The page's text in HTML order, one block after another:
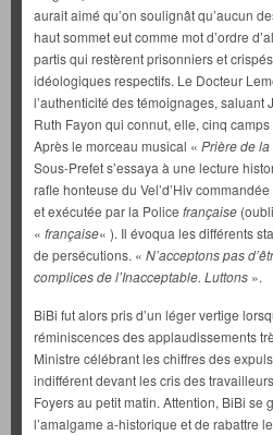
aurait aimé qu’on soulignât qu’aucun
haut sommet eut comme mot d’ordre
partis qui restèrent prisonniers et
idéologiques respectifs. Le Docteur
l’authenticité des témoignages, saluant
Ruth Fayon qui connut, elle, cinq
Après le morceau musical « Prière de
Sous-Prefet s’essaya à une lecture
rafle honteuse du Vel’d’Hiv
et exécutée par la Police française
« française« ). Il évoqua les différents
de persécutions. « N’acceptons pas
complices de l’Inacceptable. Luttons ».
BiBi fut alors pris d’un léger vertige
réminiscences des applaudissements
Ministre célébrant les chiffres des
indifférent devant les cris des
Foyers au petit matin. Attention, BiBi se
l’amalgame a-historique et de rabattre